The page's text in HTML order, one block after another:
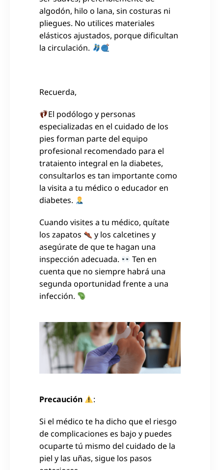
algodón, hilo o lana, sin costuras ni
pliegues. No utilices materiales
elásticos ajustados, porque dificultan
la circulación.
Recuerda,
El podólogo y personas
especializadas en el cuidado de los
pies forman parte del equipo
profesional recomendado para el
trataiento integral en la diabetes,
consultarlos es tan importante como
la visita a tu médico o educador en
diabetes.
Cuando visites a tu médico, quítate
los zapatos
y los calcetines y
asegúrate de que te hagan una
inspección adecuada.
Ten en
cuenta que no siempre habrá una
segunda oportunidad frente a una
infección.
Precaución :
Si el médico te ha dicho que el riesgo
de complicaciones es bajo y puedes
ocuparte tú mismo del cuidado de la
piel y las uñas, sigue los pasos